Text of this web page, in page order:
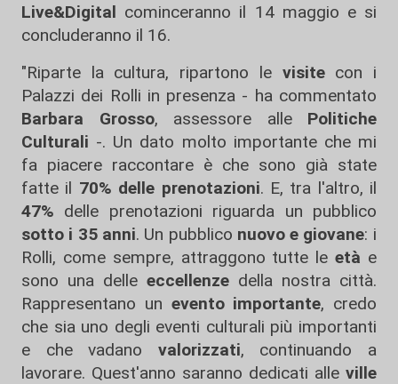
Live&Digital cominceranno il 14 maggio e si
concluderanno il 16.
"Riparte la cultura, ripartono le visitecon i
Palazzi dei Rolli in presenza - ha commentato
Barbara Grosso, assessore allePolitiche
Culturali -. Un dato molto importante che mi
fa piacere raccontare è che sono già state
fatte il 70% delle prenotazioni. E, tra l'altro, il
47% delle prenotazioni riguarda un pubblico
sotto i 35 anni. Un pubblico nuovo e giovane: i
Rolli, come sempre, attraggono tutte leetà e
sono una delle eccellenze della nostra città.
Rappresentano un evento importante, credo
che sia uno degli eventi culturali più importanti
e che vadano valorizzati, continuando a
lavorare. Quest'anno saranno dedicati alle ville